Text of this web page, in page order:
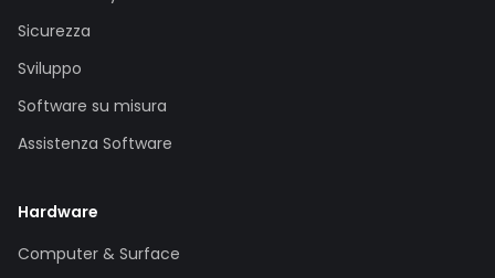
Sicurezza
Sviluppo
Software su misura
Assistenza Software
Hardware
Computer & Surface